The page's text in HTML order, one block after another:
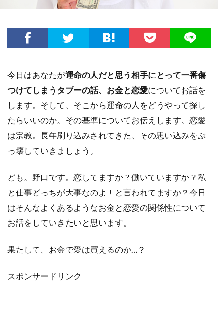
今日はあなたが運命の人だと思う相手にとって一番傷
つけてしまうタブーの話、お金と恋愛についてお話を
します。そして、そこから運命の人をどうやって探し
たらいいのか。その基準についてお伝えします。恋愛
は宗教。長年刷り込みされてきた、その思い込みをぶ
っ壊していきましょう。
ども。野口です。恋してますか？働いていますか？私
と仕事どっちが大事なのよ！と言われてますか？今日
はそんなよくあるようなお金と恋愛の関係性について
お話をしていきたいと思います。
果たして、お金で愛は買えるのか…？
スポンサードリンク